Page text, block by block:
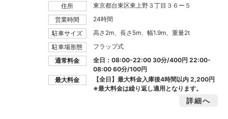
住所
東京都台東区東上野３丁目３６ー５
営業時間
24時間
駐車サイズ
高さ2m、長さ5m、幅1.9m、重量2t
駐車場形態
フラップ式
通常料金
全日：08:00-22:00 30分/400円 22:00-
08:00 60分/100円
最大料金
【全日】最大料金入庫後4時間以内2,200円
※最大料金は繰り返し適用となります。
詳細へ